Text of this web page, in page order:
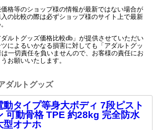
格等のショップ様の情報が最新ではない場合が
の比較の際は必ずショップ様のサイト上で最新
ルトグッズ価格比較db」が提供させていただい
によるいかなる損害に対しても「アダルトグッ
一切責任を負いませんので、お客様の責任にお
お願いいたします。
ダルトグッズ
動タイプ等身大ボディ 7段ピスト
可動骨格 TPE 約28kg 完全防水
型オナホ